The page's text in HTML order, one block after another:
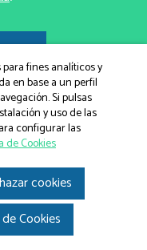
Integrativa 2026
de privacidad|
web
fines analíticos y
en base a un perfil
Si pulsas
y uso de las
configurar las
de Cookies
cookies
Cookies